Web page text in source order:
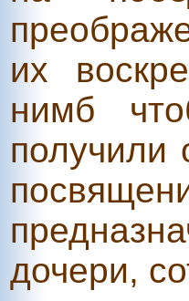
их
нимб
получили
дочери,